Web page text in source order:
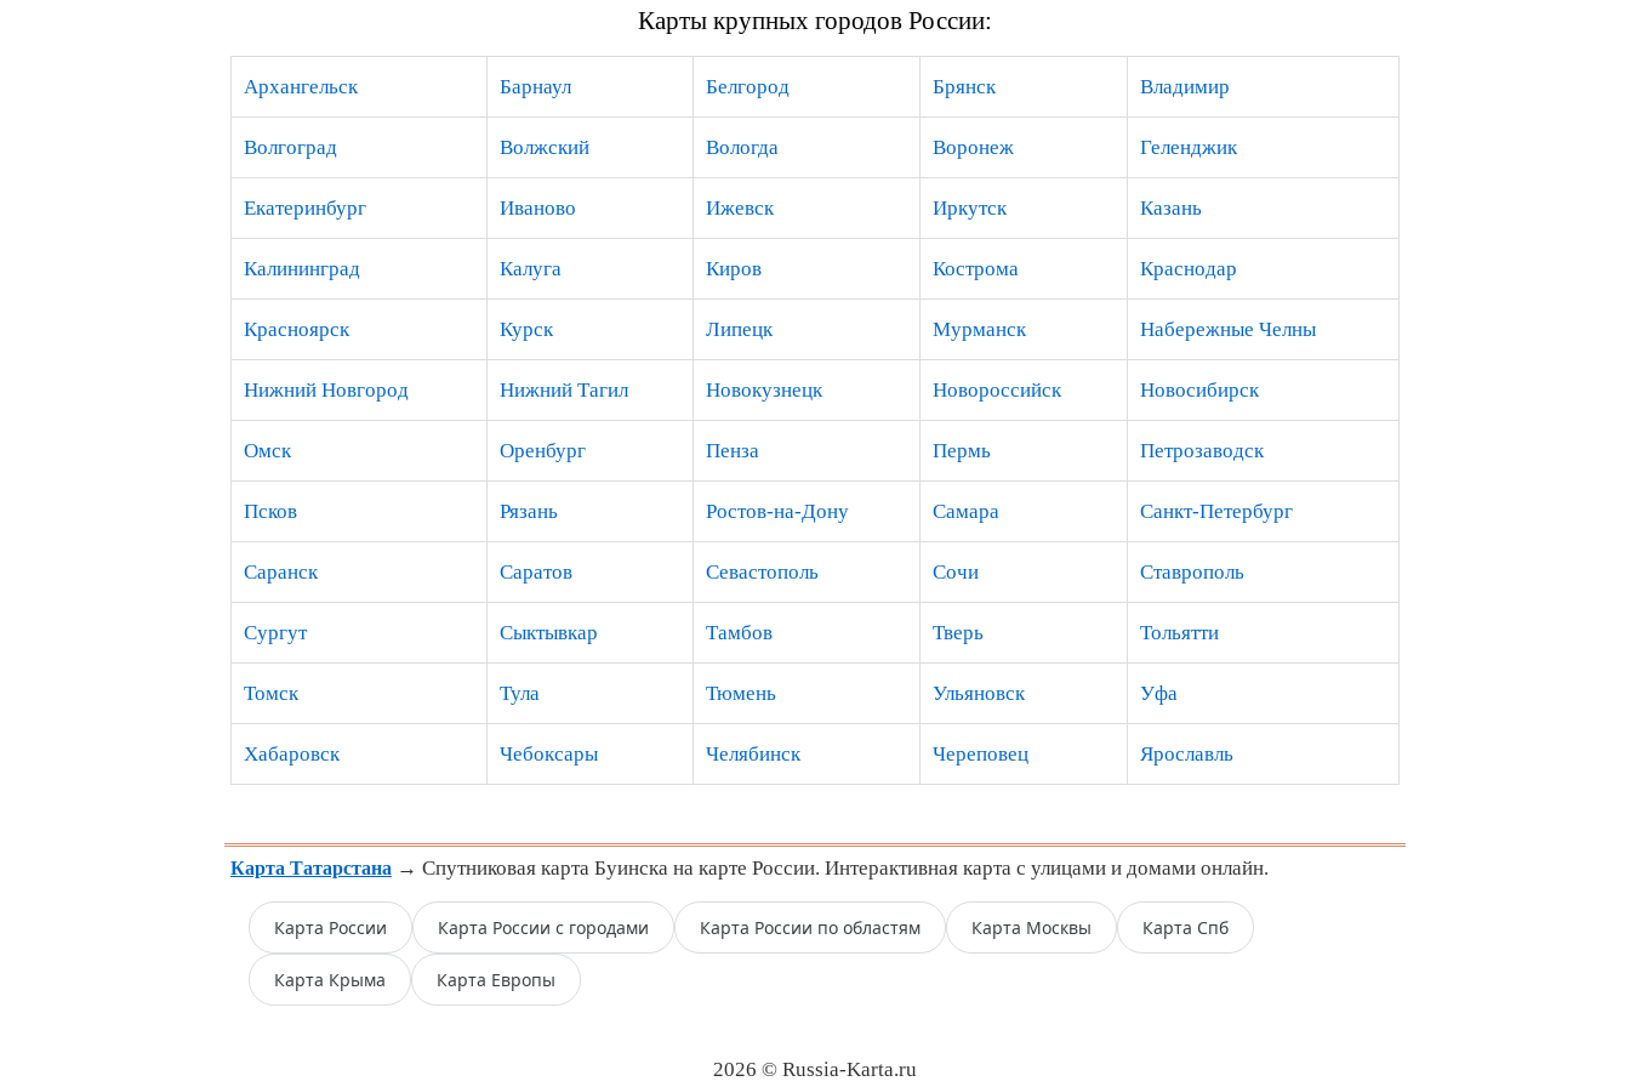
Карты крупных городов России:
Архангельск Барнаул Белгород Брянск Владимир
Волгоград Волжский Вологда Воронеж Геленджик
Екатеринбург Иваново Ижевск Иркутск Казань
Калининград Калуга Киров Кострома Краснодар
Красноярск Курск Липецк Мурманск Набережные Челны
Нижний Новгород Нижний Тагил Новокузнецк Новороссийск Новосибирск
Омск Оренбург Пенза Пермь Петрозаводск
Псков Рязань Ростов-на-Дону Самара Санкт-Петербург
Саранск Саратов Севастополь Сочи Ставрополь
Сургут Сыктывкар Тамбов Тверь Тольятти
Томск Тула Тюмень Ульяновск Уфа
Хабаровск Чебоксары Челябинск Череповец Ярославль
Карта Татарстана → Спутниковая карта Буинска на карте России. Интерактивная карта с улицами и домами онлайн.
Карта России Карта России с городами Карта России по областям Карта Москвы Карта Спб
Карта Крыма Карта Европы
2026 © Russia-Karta.ru